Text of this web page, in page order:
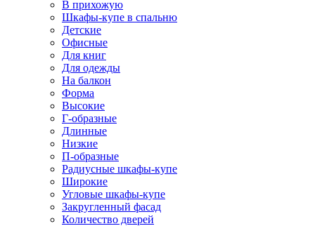
В прихожую
Шкафы-купе в спальню
Детские
Офисные
Для книг
Для одежды
На балкон
Форма
Высокие
Г-образные
Длинные
Низкие
П-образные
Радиусные шкафы-купе
Широкие
Угловые шкафы-купе
Закругленный фасад
Количество дверей